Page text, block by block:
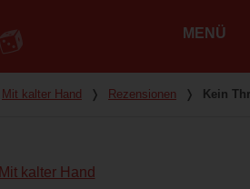
MENÜ
Mit kalter Hand ❭ Rezensionen ❭ Kein
Mit kalter Hand